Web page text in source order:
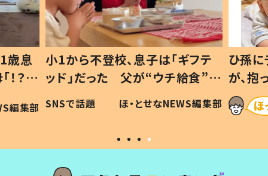
歳息
？」
編集部
小1から不登校、息子は「ギフテ
ッド」だった 父が“ウチ給食”を
作り続ける理由とは #令和の親
#令和の子
SNSで話題 ほ・とせなNEWS編集部
ひ孫
が、
「涙が
い」